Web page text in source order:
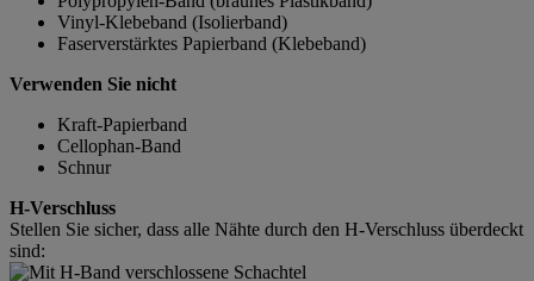
Vinyl-Klebeband (Isolierband)
Faserverstärktes Papierband (Klebeband)
Verwenden Sie nicht
Kraft-Papierband
Cellophan-Band
Schnur
H-Verschluss
Stellen Sie sicher, dass alle Nähte durch den H-Verschluss überdeckt
sind: